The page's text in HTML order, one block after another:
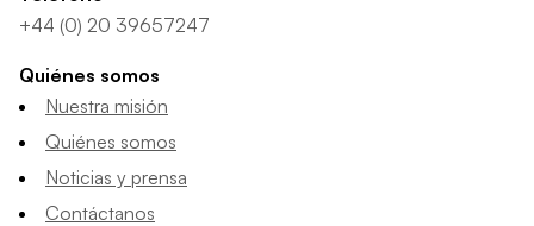
+44 (0) 20 39657247
Quiénes somos
Nuestra misión
Quiénes somos
Noticias y prensa
Contáctanos